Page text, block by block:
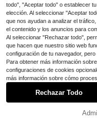
Free Shipping
todo", "Aceptar todo" o establecer
elección. Al seleccionar "Aceptar
que nos ayudan a analizar el
el contenido y los anuncios para
Al seleccionar "Rechazar todo",
que hacen que nuestro sitio web
configuración de tu navegador,
Para obtener más información
configuraciones de cookies
más información sobre cómo
Rechazar Todo